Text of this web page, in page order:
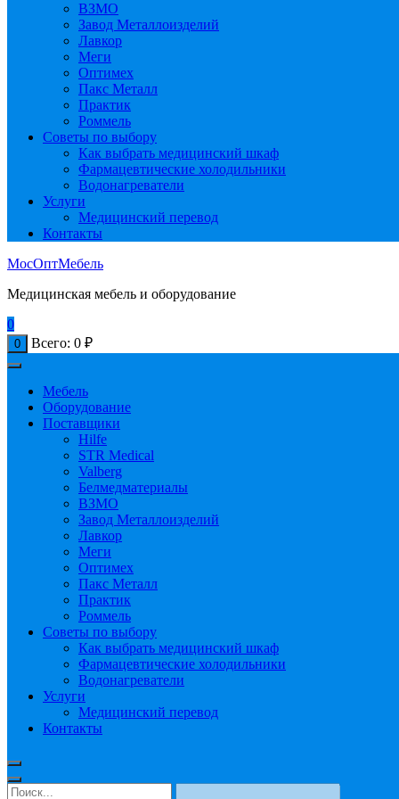
ВЗМО
Завод Металлоизделий
Лавкор
Меги
Оптимех
Пакс Металл
Практик
Роммель
Советы по выбору
Как выбрать медицинский шкаф
Фармацевтические холодильники
Водонагреватели
Услуги
Медицинский перевод
Контакты
МосОптМебель
Медицинская мебель и оборудование
0
0 Всего: 0 ₽
Мебель
Оборудование
Поставщики
Hilfe
STR Medical
Valberg
Белмедматериалы
ВЗМО
Завод Металлоизделий
Лавкор
Меги
Оптимех
Пакс Металл
Практик
Роммель
Советы по выбору
Как выбрать медицинский шкаф
Фармацевтические холодильники
Водонагреватели
Услуги
Медицинский перевод
Контакты